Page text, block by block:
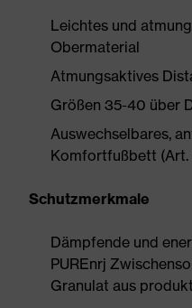
Leichtes und
Obermaterial
Atmungsaktives
Größen 35-40 über
Auswechselbares,
Komfortfußbett (Art.
Schutzmerkmale
Dämpfende und
PUREnrj
Granulat aus